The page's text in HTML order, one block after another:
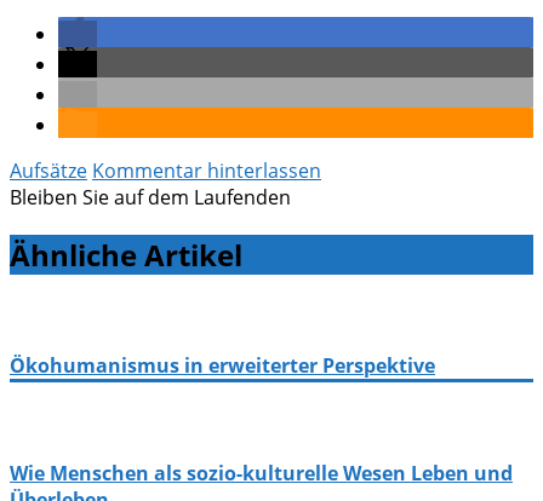
Aufsätze Kommentar hinterlassen
Bleiben Sie auf dem Laufenden
Ähnliche Artikel
Ökohumanismus in erweiterter Perspektive
Wie Menschen als sozio-kulturelle Wesen Leben und